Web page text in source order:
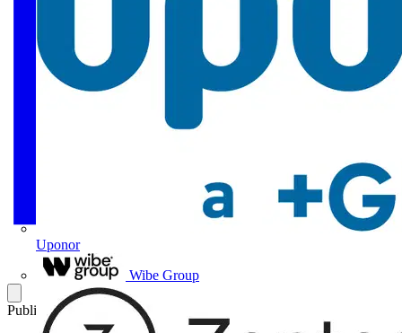
Uponor
Wibe Group
Publicerad: 26 september 2005